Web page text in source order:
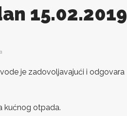
15.02.2019
je zadovoljavajući i odgovara
kućnog otpada.